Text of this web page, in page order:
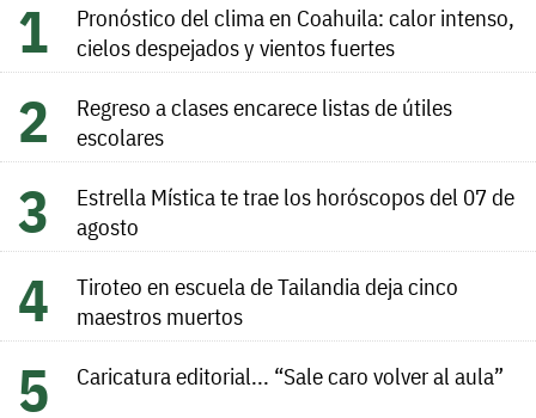
Pronóstico del clima en Coahuila: calor intenso,
cielos despejados y vientos fuertes
Regreso a clases encarece listas de útiles
escolares
Estrella Mística te trae los horóscopos del 07 de
agosto
Tiroteo en escuela de Tailandia deja cinco
maestros muertos
Caricatura editorial... “Sale caro volver al aula”